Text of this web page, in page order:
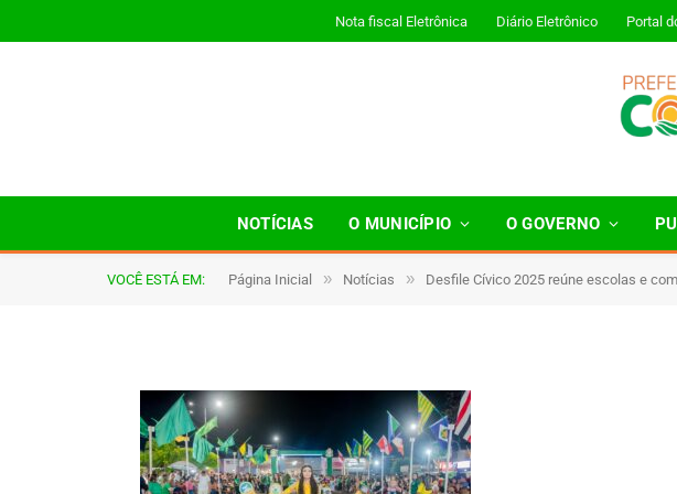
Nota fiscal Eletrônica Diário Eletrônico Portal
NOTÍCIAS O MUNICÍPIO O GOVERNO
VOCÊ ESTÁ EM: Página Inicial » Notícias » Desfile Cívico 2025 reúne escolas e